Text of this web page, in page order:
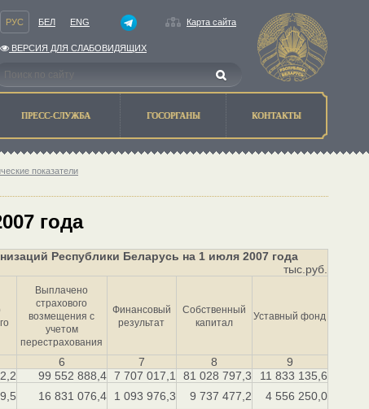
РУС БЕЛ ENG Карта сайта
ВЕРСИЯ ДЛЯ СЛАБОВИДЯЩИХ
ПРЕСС-СЛУЖБА ГОСОРГАНЫ КОНТАКТЫ
показатели
года
Республики Беларусь на 1 июля 2007 года
тыс.руб.
Выплачено
страхового
возмещения с
учетом
перестрахования
Финансовый
результат
Собственный
капитал
Уставный фонд
6 7 8
9
99 552 888,4 7 707 017,1 81 028 797,3
11 833 135,6
16 831 076,4 1 093 976,3 9 737 477,2
4 556 250,0